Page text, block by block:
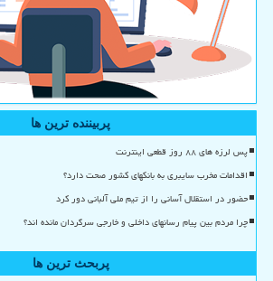
پربیننده ترین ها
پس لرزه های ۸۸ روز قطعی اینترنت
اقدامات مخرب سایبری به بانکهای کشور صحت دارد؟
حضور در استقلال آسانی را از تیم ملی آلبانی دور کرد
چرا مردم بین پیام رسانهای داخلی و خارجی سرگردان مانده اند؟
پربحث ترین ها